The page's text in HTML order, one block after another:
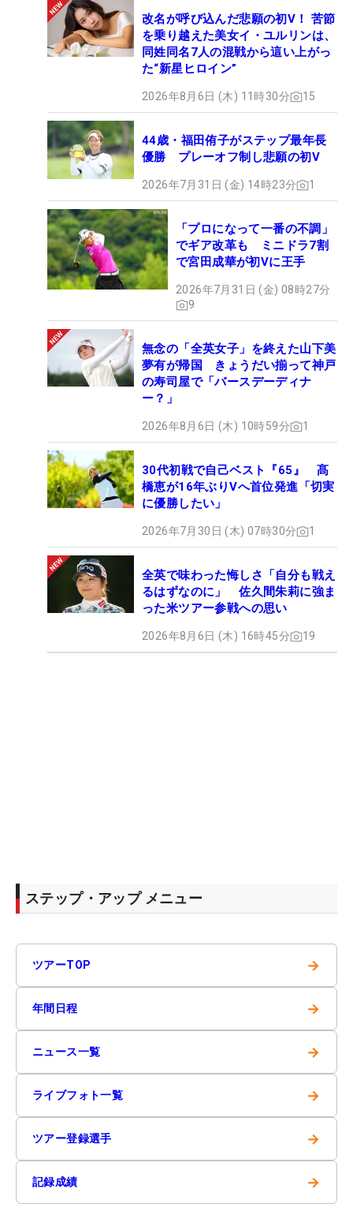
改名が呼び込んだ悲願の初V！ 苦節
を乗り越えた美女イ・ユルリンは、
同姓同名7人の混戦から這い上がっ
た“新星ヒロイン”
2026年8月6日 (木) 11時30分 15
44歳・福田侑子がステップ最年長
優勝 プレーオフ制し悲願の初V
2026年7月31日 (金) 14時23分 1
「プロになって一番の不調」
でギア改革も ミニドラ7割
で宮田成華が初Vに王手
2026年7月31日 (金) 08時27分
9
無念の「全英女子」を終えた山下美
夢有が帰国 きょうだい揃って神戸
の寿司屋で「バースデーディナ
ー？」
2026年8月6日 (木) 10時59分 1
30代初戦で自己ベスト『65』 髙
橋恵が16年ぶりVへ首位発進「切実
に優勝したい」
2026年7月30日 (木) 07時30分 1
全英で味わった悔しさ「自分も戦え
るはずなのに」 佐久間朱莉に強ま
った米ツアー参戦への思い
2026年8月6日 (木) 16時45分 19
ステップ・アップ メニュー
ツアーTOP →
年間日程 →
ニュース一覧 →
ライブフォト一覧 →
ツアー登録選手 →
記録成績 →